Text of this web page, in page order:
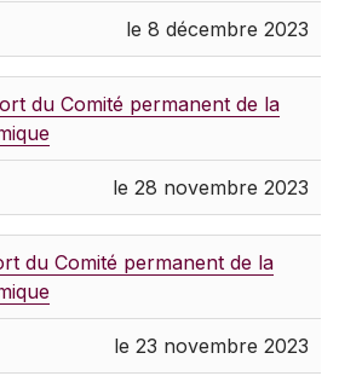
le 8 décembre 2023
du Comité permanent de la
le 28 novembre 2023
du Comité permanent de la
le 23 novembre 2023